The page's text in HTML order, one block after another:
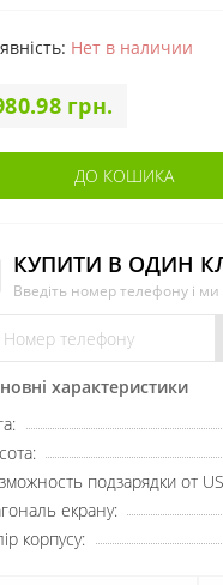
Нет в наличии
грн.
ДО КОШИКА
КУПИТИ В ОДИН
Введіть номер телефону і
характеристики
подзарядки от
екрану:
корпусу: